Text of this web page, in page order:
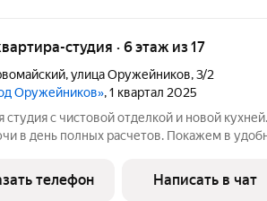
квартира-студия · 6 этаж из 17
,улица Оружейников,3/2
Оружейников», 1 квартал 2025
студия с чистовой отделкой и новой
в день полных расчетов. Покажем в
телефон Написать в чат